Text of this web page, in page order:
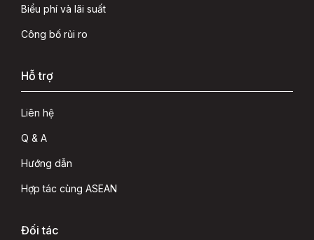
Biểu phí và lãi suất
Công bố rủi ro
Hỗ trợ
Liên hệ
Q & A
Hướng dẫn
Hợp tác cùng ASEAN
Đối tác